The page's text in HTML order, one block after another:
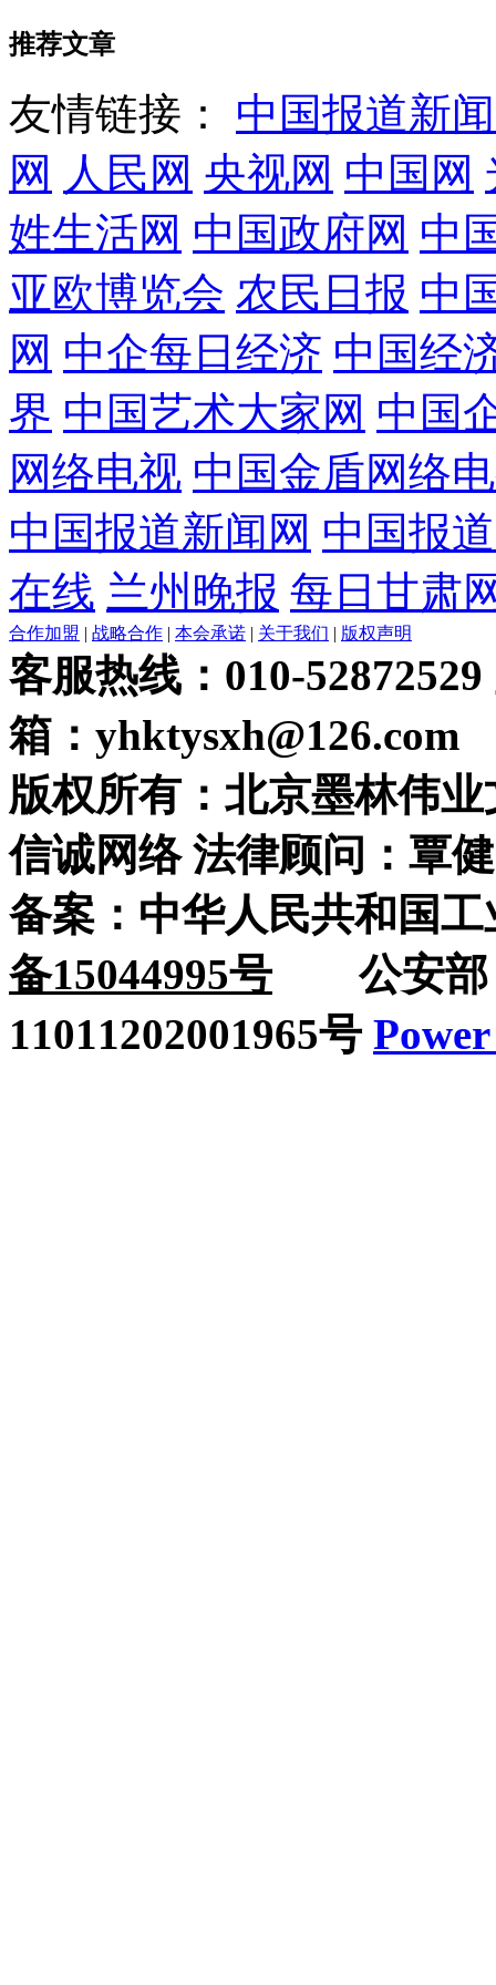
推荐文章
友情链接： 中国报道新
网 人民网 央视网 中国网
姓生活网 中国政府网 中
亚欧博览会 农民日报 中
网 中企每日经济 中国经
界 中国艺术大家网 中国
网络电视 中国金盾网络
中国报道新闻网 中国报
在线 兰州晚报 每日甘肃
合作加盟 | 战略合作 | 本会承诺 | 关于我们 | 版权声明
客服热线：010-
箱：yhktysxh@126.com
版权所有：北京墨林伟
信诚网络 法律顾问：覃健
备案：中华人民共和国
备15044995号公安部：
11011202001965号